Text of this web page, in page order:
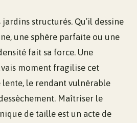
jardins structurés. Qu’il dessine
une sphère parfaite ou une
fait sa force. Une
moment fragilise cet
lente, le rendant vulnérable
Maîtriser le
de taille est un acte de